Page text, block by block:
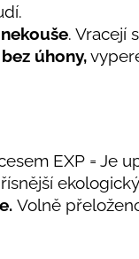
nekouše. Vracejí
bez úhony,
EXP = Je
Volně